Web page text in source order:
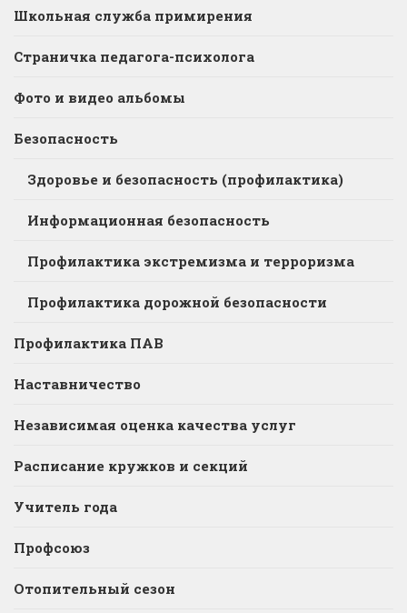
Школьная служба примирения
Страничка педагога-психолога
Фото и видео альбомы
Безопасность
Здоровье и безопасность (профилактика)
Информационная безопасность
Профилактика экстремизма и терроризма
Профилактика дорожной безопасности
Профилактика ПАВ
Наставничество
Независимая оценка качества услуг
Расписание кружков и секций
Учитель года
Профсоюз
Отопительный сезон